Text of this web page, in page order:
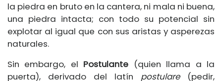
la piedra en bruto en la cantera, ni mala ni buena,
una piedra intacta; con todo su potencial sin
explotar al igual que con sus aristas y asperezas
naturales.
Sin embargo, el Postulante (quien llama a la
puerta), derivado del latín postulare(pedir,